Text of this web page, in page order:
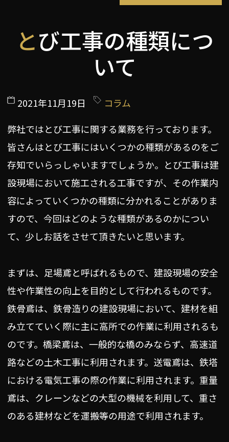
とび工事の種類につ
いて
2021年11月19日
コラム
弊社ではとび工事に関する業務を行っております。
皆さんはとび工事にはいくつかの種類があるのをご
存知でいらっしゃいますでしょうか。とび工事は建
設現場において施工される工事ですが、その作業内
容によっていくつかの種類に分かれることがありま
すので、今回はどのような種類があるのかについ
て、少しお話をさせて頂きたいと思います。
まずは、足場鳶と呼ばれるもので、建設現場の安全
性や作業性の向上を目的として行われるものです。
鉄骨鳶は、鉄骨造りの建設現場において、建材を組
み立てていく際に主に高所での作業に利用されるも
のです。橋梁鳶は、一般的な橋のみならず、高速道
路などの土木工事に利用されます。送電鳶は、鉄塔
における電気工事の際の作業に利用されます。重量
鳶は、クレーンなどの大型の機械を利用して、重さ
のある建材などを運搬等の用途で利用されます。